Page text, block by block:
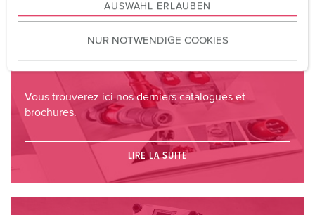
u
w
AUSWAHL ERLAUBEN
NUR NOTWENDIGE COOKIES
Catalogues et brochures
Vous trouverez ici nos derniers catalogues et
brochures.
LIRE LA SUITE